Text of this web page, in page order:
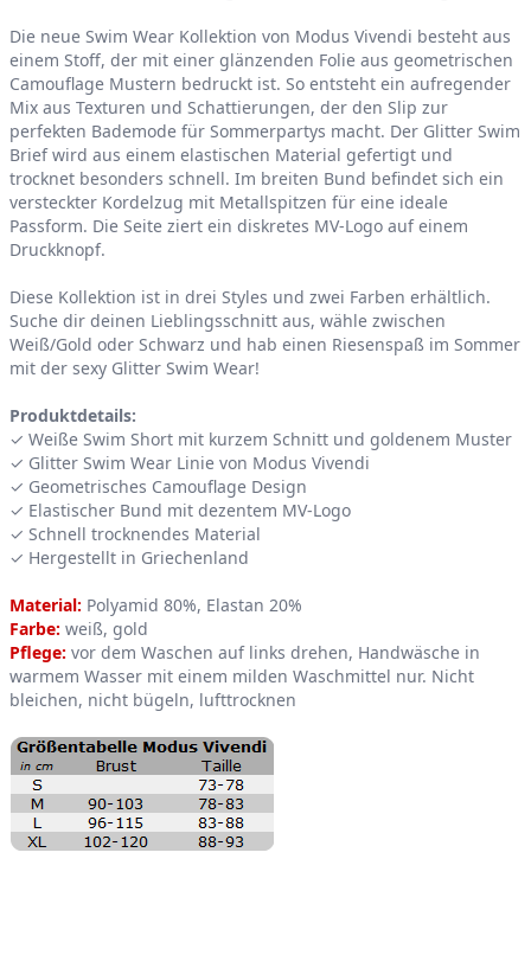
Die neue Swim Wear Kollektion von Modus Vivendi besteht aus
einem Stoff, der mit einer glänzenden Folie aus geometrischen
Camouflage Mustern bedruckt ist. So entsteht ein aufregender
Mix aus Texturen und Schattierungen, der den Slip zur
perfekten Bademode für Sommerpartys macht. Der Glitter Swim
Brief wird aus einem elastischen Material gefertigt und
trocknet besonders schnell. Im breiten Bund befindet sich ein
versteckter Kordelzug mit Metallspitzen für eine ideale
Passform. Die Seite ziert ein diskretes MV-Logo auf einem
Druckknopf.
Diese Kollektion ist in drei Styles und zwei Farben erhältlich.
Suche dir deinen Lieblingsschnitt aus, wähle zwischen
Weiß/Gold oder Schwarz und hab einen Riesenspaß im Sommer
mit der sexy Glitter Swim Wear!
Produktdetails:
✓ Weiße Swim Short mit kurzem Schnitt und goldenem Muster
✓ Glitter Swim Wear Linie von Modus Vivendi
✓ Geometrisches Camouflage Design
✓ Elastischer Bund mit dezentem MV-Logo
✓ Schnell trocknendes Material
✓ Hergestellt in Griechenland
Material: Polyamid 80%, Elastan 20%
Farbe: weiß, gold
Pflege: vor dem Waschen auf links drehen, Handwäsche in
warmem Wasser mit einem milden Waschmittel nur. Nicht
bleichen, nicht bügeln, lufttrocknen